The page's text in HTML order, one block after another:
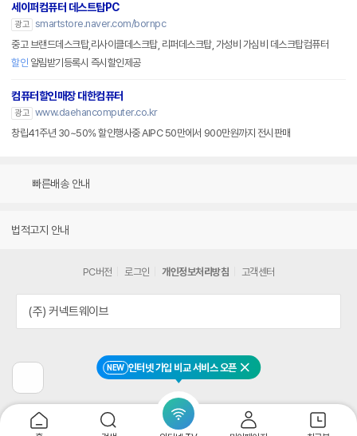
NEW 인터넷 가입 비교 서비스 오픈 닫기
세이퍼컴퓨터 데스트탑PC
광고 smartstore.naver.com/bornpc
중고 브랜드데스크탑,리사이클데스크탑, 리퍼데스크탑, 가성비 가심비 데스크탑컴퓨터
할인 알림받기등록시 즉시할인제공
컴퓨터할인매장 대한컴퓨터
광고 www.daehancomputer.co.kr
창립41주년 30~50% 할인행사중 AIPC 50만에서 900만원까지 전시판매
빠른배송 안내
법적고지 안내
전
페
이
지
PC버전 로그인 개인정보처리방침 고객센터
(주) 커넥트웨이브